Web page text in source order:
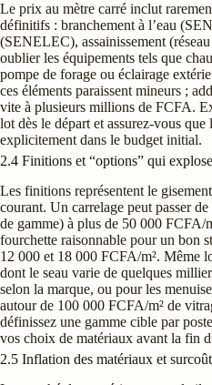
Le prix au mètre carré inclut
définitifs : branchement à l’eau
(SENELEC), assainissement
oublier les équipements tels que
pompe de forage ou éclairage
ces éléments paraissent mineurs ;
vite à plusieurs millions de FCFA.
lot dès le départ et assurez-vous
explicitement dans le budget initial.
2.4 Finitions et “options” qui
Les finitions représentent le
courant. Un carrelage peut passer
de gamme) à plus de 50 000 FCFA/
fourchette raisonnable pour un bon
12 000 et 18 000 FCFA/m². Même
dont le seau varie de quelques
selon la marque, ou pour les
autour de 100 000 FCFA/m² de
définissez une gamme cible par
vos choix de matériaux avant la fin
2.5 Inflation des matériaux et